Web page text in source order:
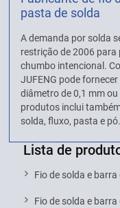
pasta de solda
A demanda por solda
restrição de 2006
chumbo intencional.
JUFENG pode
diâmetro de 0,1 mm
produtos inclui
solda, fluxo, pasta e pó.
Lista de
Fio de solda e
Fio de solda e